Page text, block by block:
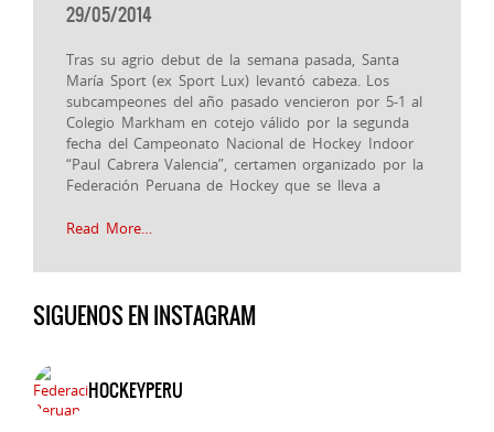
29/05/2014
Tras su agrio debut de la semana pasada, Santa
María Sport (ex Sport Lux) levantó cabeza. Los
subcampeones del año pasado vencieron por 5-1 al
Colegio Markham en cotejo válido por la segunda
fecha del Campeonato Nacional de Hockey Indoor
“Paul Cabrera Valencia”, certamen organizado por la
Federación Peruana de Hockey que se lleva a
Read More…
SIGUENOS EN INSTAGRAM
HOCKEYPERU